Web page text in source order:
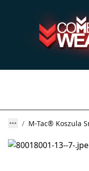
M-Tac® Koszula